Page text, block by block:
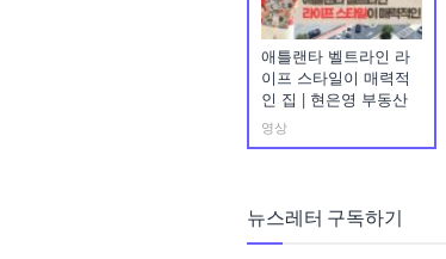
애틀랜타 벨트라인 라
이프 스타일이 매력적
인 집 | 현은영 부동산
영상
뉴스레터 구독하기